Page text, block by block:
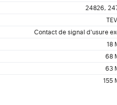
24826,
Contact de signal d'usure
18
68
63
155